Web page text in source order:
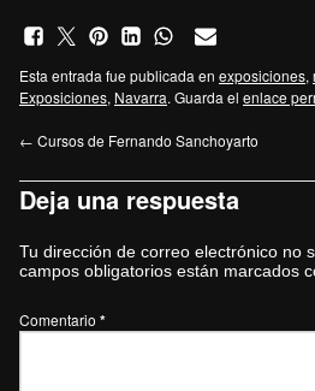
Esta entrada fue publicada en exposiciones,
Exposiciones, Navarra. Guarda el enlace
← Cursos de Fernando Sanchoyarto
Deja una respuesta
Tu dirección de correo electrónico no
campos obligatorios están marcados
Comentario *